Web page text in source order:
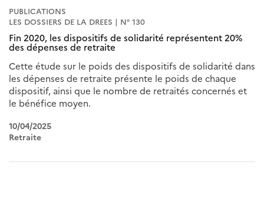
PUBLICATIONS
LES DOSSIERS DE LA DREES | N° 130
Fin 2020, les dispositifs de solidarité représentent 20%
des dépenses de retraite
Cette étude sur le poids des dispositifs de solidarité dans
les dépenses de retraite présente le poids de chaque
dispositif, ainsi que le nombre de retraités concernés et
le bénéfice moyen.
10/04/2025
Retraite